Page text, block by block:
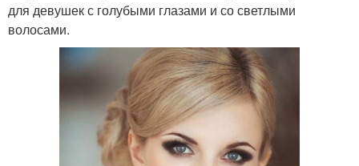
для девушек с голубыми глазами и со светлыми
волосами.